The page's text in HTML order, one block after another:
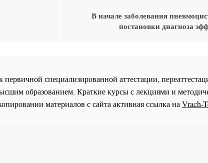
В начале заболевания
постановки диагноза
первичной специализированной аттестации,
образованием. Краткие курсы с лекциями и
материалов с сайта активная ссылка наVrach-